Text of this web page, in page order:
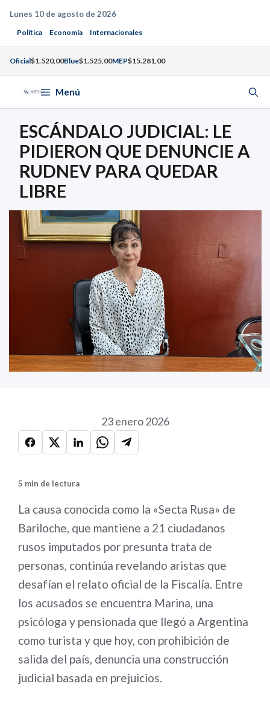
Saltar
contenido
Lunes 10 de agosto de 2026
Política Economía Internacionales
Oficial$1.520,00Blue$1.525,00MEP$15.281,00
Menú
ESCÁNDALO JUDICIAL: LE
PIDIERON QUE DENUNCIE A
RUDNEV PARA QUEDAR
LIBRE
23 enero 2026
5 min de lectura
La causa conocida como la «Secta Rusa» de
Bariloche, que mantiene a 21 ciudadanos
rusos imputados por presunta trata de
personas, continúa revelando aristas que
desafían el relato oficial de la Fiscalía. Entre
los acusados se encuentra Marina, una
psicóloga y pensionada que llegó a Argentina
como turista y que hoy, con prohibición de
salida del país, denuncia una construcción
judicial basada en prejuicios.